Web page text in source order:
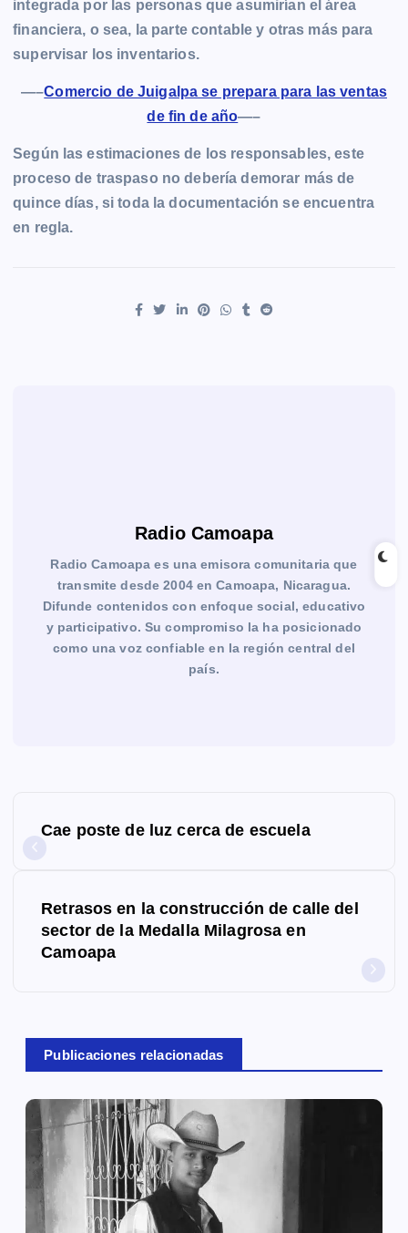
integrada por las personas que asumirían el área
financiera, o sea, la parte contable y otras más para
supervisar los inventarios.
—–Comercio de Juigalpa se prepara para las ventas
de fin de año—–
Según las estimaciones de los responsables, este
proceso de traspaso no debería demorar más de
quince días, si toda la documentación se encuentra
en regla.
Radio Camoapa
Radio Camoapa es una emisora comunitaria que
transmite desde 2004 en Camoapa, Nicaragua.
Difunde contenidos con enfoque social, educativo
y participativo. Su compromiso la ha posicionado
como una voz confiable en la región central del
país.
ó
e
Cae poste de luz cerca de escuela
Retrasos en la construcción de calle del
sector de la Medalla Milagrosa en
Camoapa
Publicaciones relacionadas